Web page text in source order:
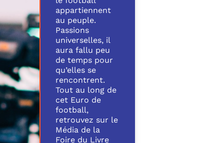
appartiennent
au peuple.
Passions
universelles, il
aura fallu peu
de temps pour
qu’elles se
rencontrent.
Tout au long de
cet Euro de
football,
retrouvez sur le
Média de la
Foire du Livre